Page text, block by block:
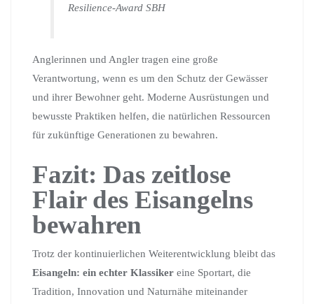
Resilience-Award SBH
Anglerinnen und Angler tragen eine große
Verantwortung, wenn es um den Schutz der Gewässer
und ihrer Bewohner geht. Moderne Ausrüstungen und
bewusste Praktiken helfen, die natürlichen Ressourcen
für zukünftige Generationen zu bewahren.
Fazit: Das zeitlose
Flair des Eisangelns
bewahren
Trotz der kontinuierlichen Weiterentwicklung bleibt das
Eisangeln: ein echter Klassiker eine Sportart, die
Tradition, Innovation und Naturnähe miteinander